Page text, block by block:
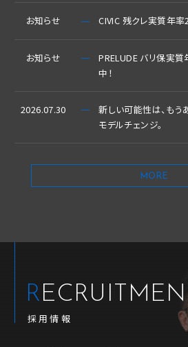
お知らせ CIVIC 残クレ実質年率
お知らせ
PRELUDE バリ保実
中！
2026.07.30
新しい可能性は、もう
モデルチェンジ。
MORE
採用情報